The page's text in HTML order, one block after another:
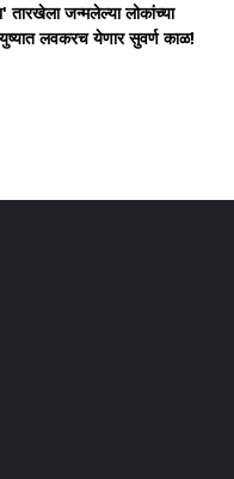
तारखेला जन्मलेल्या लोकांच्या
लवकरच येणार सुवर्ण काळ!